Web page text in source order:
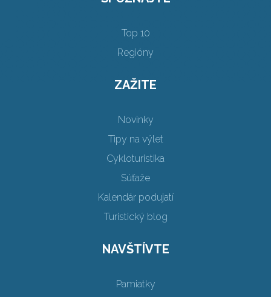
Top 10
Regióny
ZAŽITE
Novinky
Tipy na výlet
Cykloturistika
Súťaže
Kalendár podujatí
Turistický blog
NAVŠTÍVTE
Pamiatky